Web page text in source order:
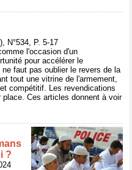
N°534, P. 5-17
l'occasion d'un
pour accélérer le
faut pas oublier le revers de la
tout une vitrine de l'armement,
compétitif. Les revendications
Ces articles donnent à voir
?